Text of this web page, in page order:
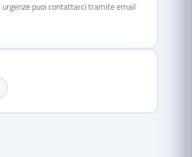
puoi contattarci tramite email